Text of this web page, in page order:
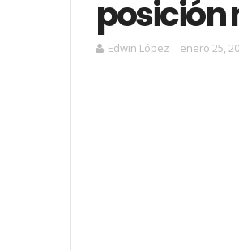
posición
Edwin López enero 25,